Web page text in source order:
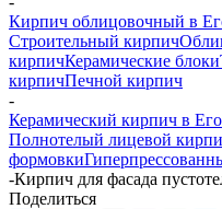
Кирпич облицовочный в
Строительный кирпич
кирпичКерамические блоки
кирпичПечной кирпич
-
Керамический кирпич в
Полнотелый лицевой
формовки
-Кирпич для фасада
Поделиться